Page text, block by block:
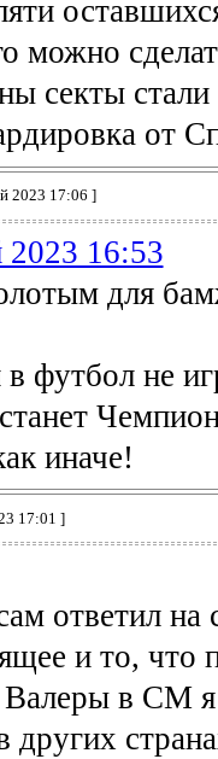
можно
секты стали
от
2023 17:06 ]
2023 16:53
для
футбол не
иначе!
17:01 ]
ответил
и то, что
в СМ я
других